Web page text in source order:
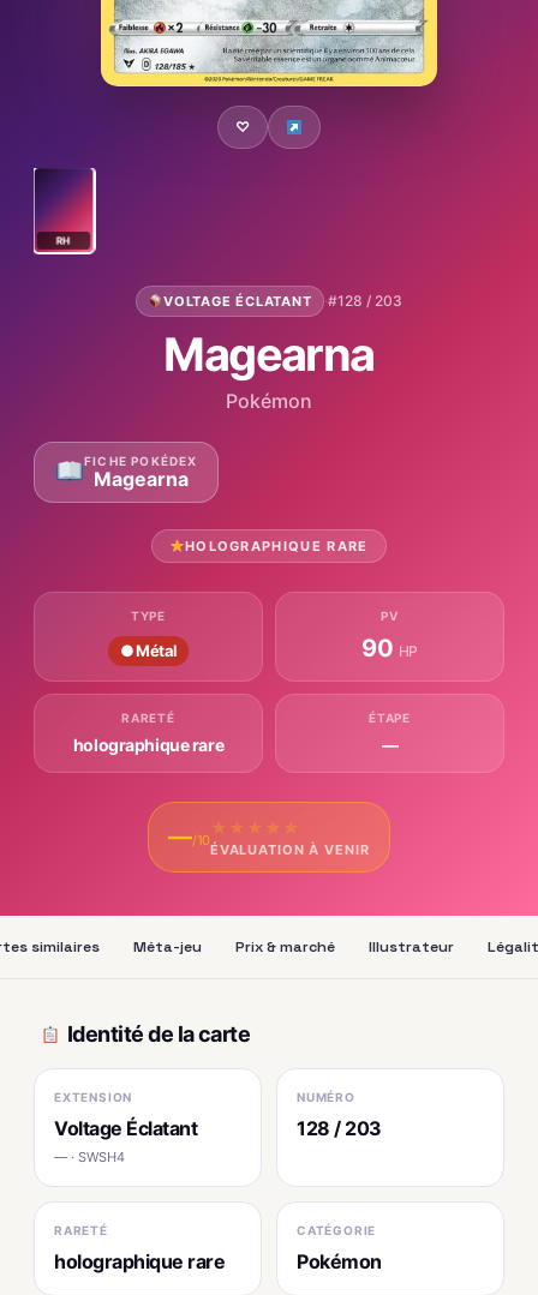
♡
RH
VOLTAGE ÉCLATANT ·#128 / 203
Magearna
Pokémon
FICHE POKÉDEX
Magearna
HOLOGRAPHIQUE RARE
TYPE
● Métal
PV
90 HP
RARETÉ
holographique rare
ÉTAPE
—
—/10
★ ★ ★ ★ ★
ÉVALUATION À VENIR
similaires Méta-jeu Prix & marché Illustrateur
Identité de la carte
EXTENSION
Voltage Éclatant
— · SWSH4
NUMÉRO
128 / 203
RARETÉ
holographique rare
CATÉGORIE
Pokémon